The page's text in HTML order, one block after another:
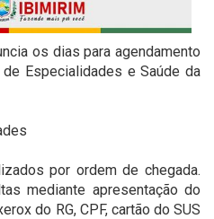
os dias para agendamento
Especialidades e Saúde da
por ordem de chegada.
mediante apresentação do
do RG, CPF, cartão do SUS